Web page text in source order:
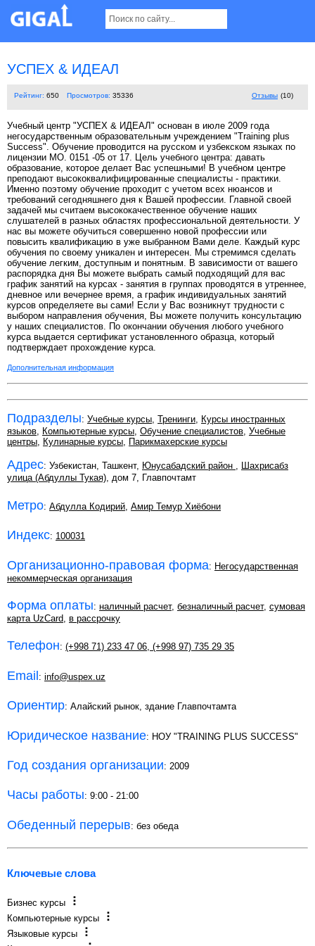
УСПЕХ & ИДЕАЛ
Рейтинг: 650 Просмотров: 35336 Отзывы (10)
Учебный центр "УСПЕХ & ИДЕАЛ" основан в июле 2009 года
негосударственным образовательным учреждением "Training plus
Success". Обучение проводится на русском и узбекском языках по
лицензии МО. 0151 -05 от 17. Цель учебного центра: давать
образование, которое делает Вас успешными! В учебном центре
преподают высококвалифицированные специалисты - практики.
Именно поэтому обучение проходит с учетом всех нюансов и
требований сегодняшнего дня к Вашей профессии. Главной своей
задачей мы считаем высококачественное обучение наших
слушателей в разных областях профессиональной деятельности. У
нас вы можете обучиться совершенно новой профессии или
повысить квалификацию в уже выбранном Вами деле. Каждый курс
обучения по своему уникален и интересен. Мы стремимся сделать
обучение легким, доступным и понятным. В зависимости от вашего
распорядка дня Вы можете выбрать самый подходящий для вас
график занятий на курсах - занятия в группах проводятся в утреннее,
дневное или вечернее время, а график индивидуальных занятий
курсов определяете вы сами! Если у Вас возникнут трудности с
выбором направления обучения, Вы можете получить консультацию
у наших специалистов. По окончании обучения любого учебного
курса выдается сертификат установленного образца, который
подтверждает прохождение курса.
Дополнительная информация
Подразделы: Учебные курсы, Тренинги, Курсы иностранных
языков, Компьютерные курсы, Обучение специалистов, Учебные
центры, Кулинарные курсы, Парикмахерские курсы
Адрес: Узбекистан, Ташкент, Юнусабадский район , Шахрисабз
улица (Абдуллы Тукая), дом 7, Главпочтамт
Метро: Абдулла Кодирий Амир Темур Хиёбони
Индекс: 100031
Организационно-правовая форма: Негосударственная
некоммерческая организация
Форма оплаты: наличный расчет, безналичный расчет, сумовая
карта UzCard, в рассрочку
Телефон: (+998 71) 233 47 06, (+998 97) 735 29 35
Email: info@uspex.uz
Ориентир: Алайский рынок, здание Главпочтамта
Юридическое название: НОУ "TRAINING PLUS SUCCESS"
Год создания организации: 2009
Часы работы: 9:00 - 21:00
Обеденный перерыв: без обеда
Ключевые слова
Бизнес курсы
Компьютерные курсы
Языковые курсы